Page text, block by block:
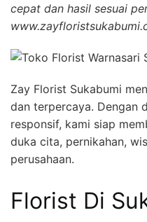
cepat dan hasil sesuai
Zay Florist Sukabumi
dan terpercaya. Dengan
responsif, kami siap
duka cita, pernikahan,
perusahaan.
Florist Di